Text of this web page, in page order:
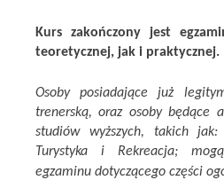
Kurs zakończony jest
teoretycznej, jak i praktycznej.
Osoby posiadające już
trenerską, oraz osoby będące
studiów wyższych, takich jak:
Turystyka i Rekreacja;
egzaminu dotyczącego części